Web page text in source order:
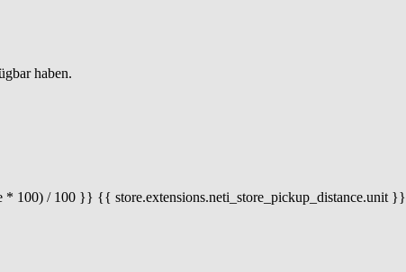
haben.
* 100) / 100 }} {{ store.extensions.neti_store_pickup_distance.unit }}